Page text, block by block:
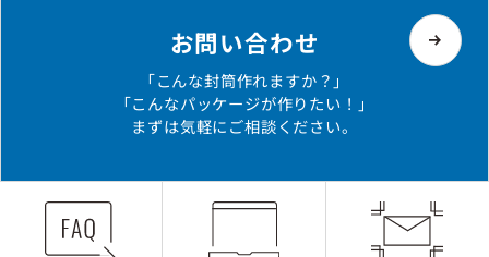
お問い合わせ
「こんな封筒作れますか？」
「こんなパッケージが作りたい！」
まずは気軽にご相談ください。